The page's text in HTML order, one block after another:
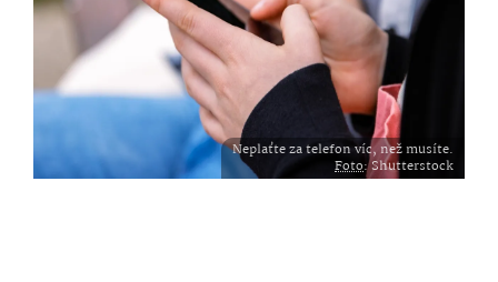
Neplaťte za telefon víc, než musíte.
Foto: Shutterstock